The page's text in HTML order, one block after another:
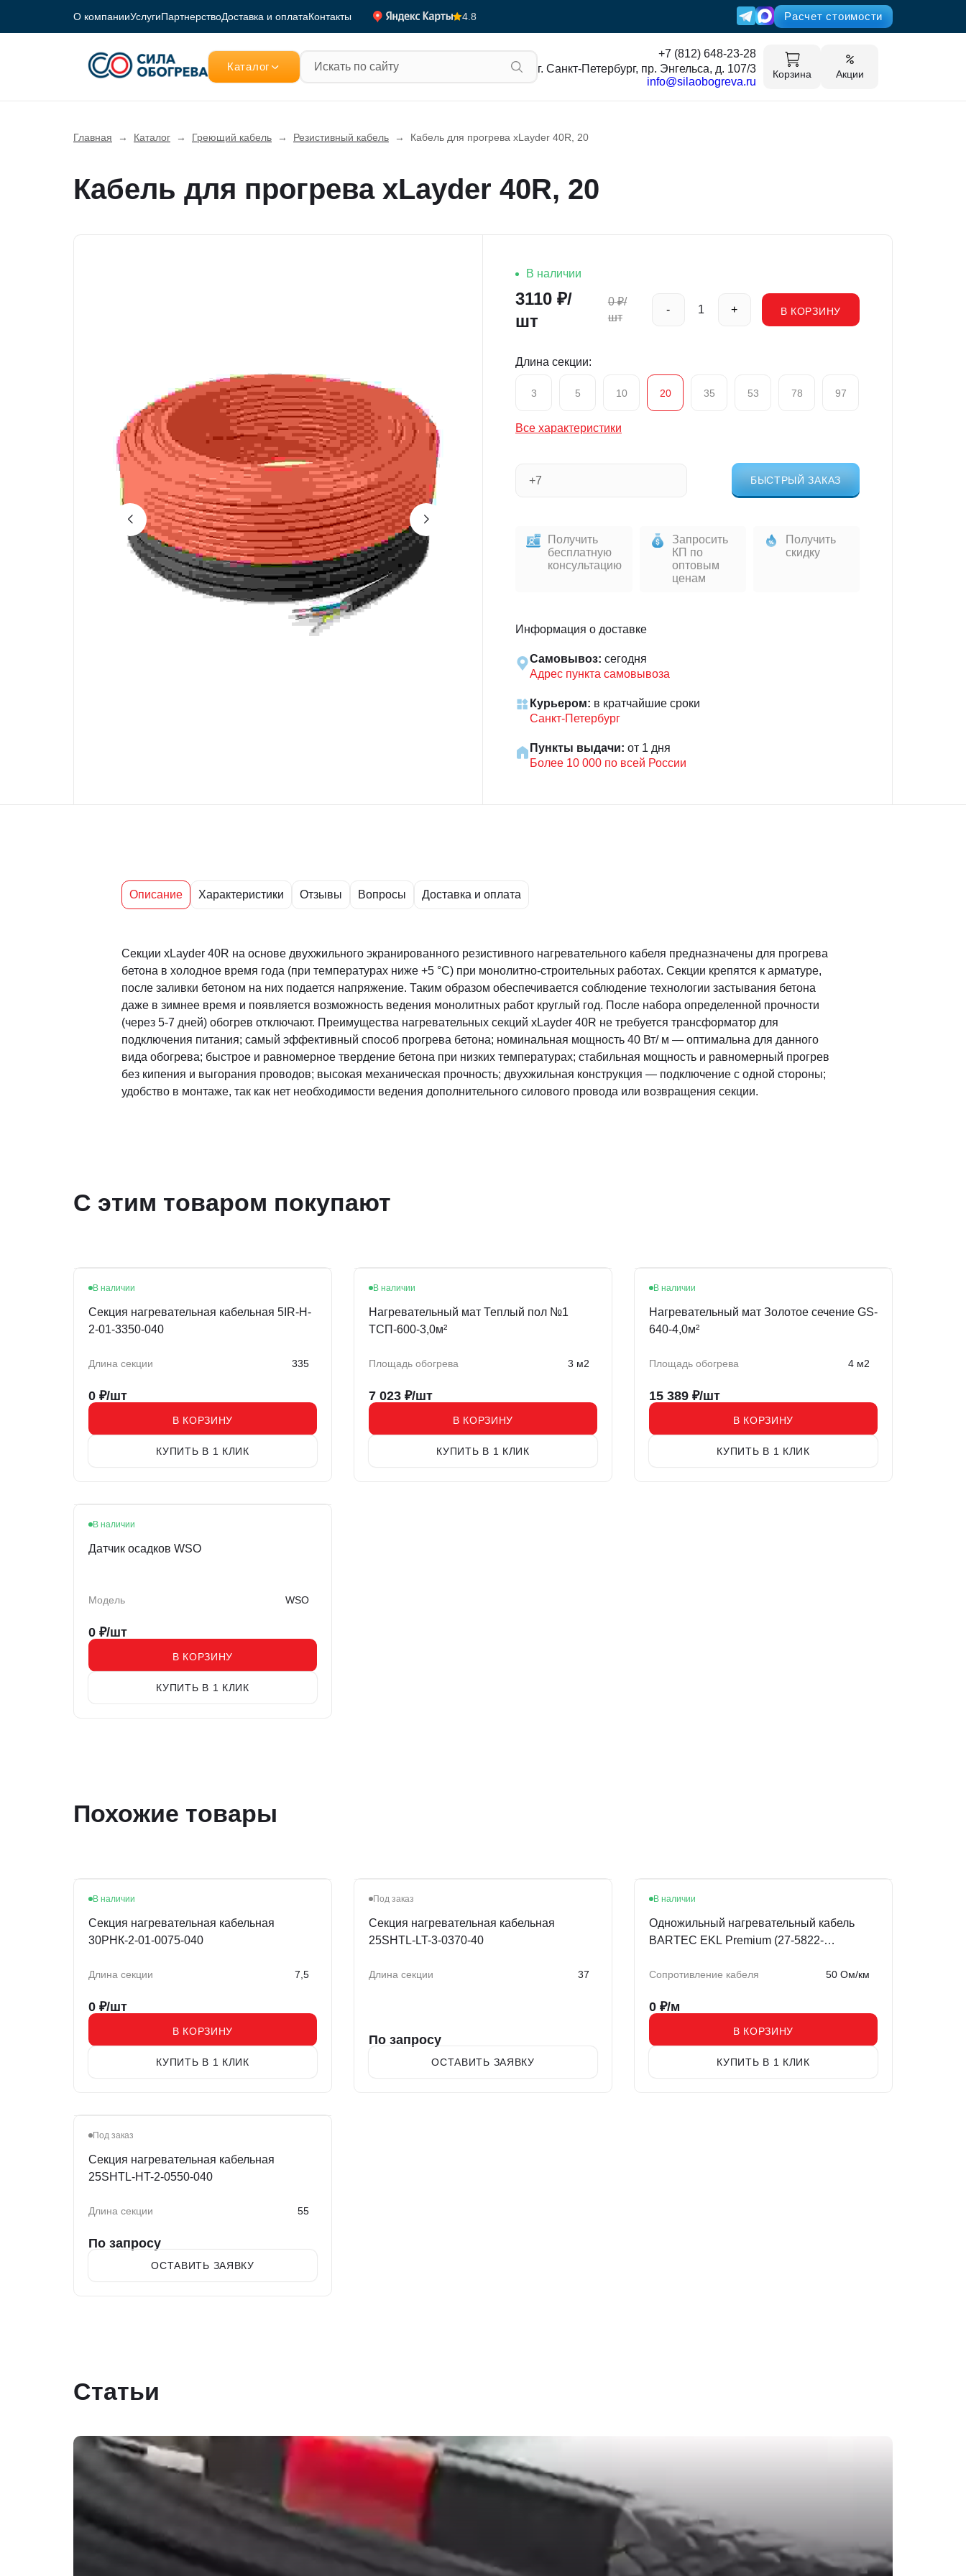
О компанииУслугиПартнерствоДоставка и оплатаКонтакты 4.8 Расчет стоимости
Каталог
+7 (812) 648-23-28
г. Санкт-Петербург, пр. Энгельса, д. 107/3
info@silaobogreva.ru
Корзина Акции
Главная → Каталог → Греющий кабель → Резистивный кабель → Кабель для прогрева xLayder 40R, 20
Кабель для прогрева xLayder 40R, 20
В наличии
3110 ₽/
шт
0 ₽/
шт
- + В КОРЗИНУ
Длина секции:
3 5 10 20 35 53 78 97
Все характеристики
БЫСТРЫЙ ЗАКАЗ
Получить
бесплатную
консультацию
Запросить
КП по
оптовым
ценам
Получить
скидку
Информация о доставке
Самовывоз: сегодня
Адрес пункта самовывоза
Курьером: в кратчайшие сроки
Санкт-Петербург
Пункты выдачи: от 1 дня
Более 10 000 по всей России
Описание Характеристики Отзывы Вопросы Доставка и оплата
Секции xLayder 40R на основе двухжильного экранированного резистивного нагревательного кабеля предназначены для прогрева
бетона в холодное время года (при температурах ниже +5 °С) при монолитно-строительных работах. Секции крепятся к арматуре,
после заливки бетоном на них подается напряжение. Таким образом обеспечивается соблюдение технологии застывания бетона
даже в зимнее время и появляется возможность ведения монолитных работ круглый год. После набора определенной прочности
(через 5-7 дней) обогрев отключают. Преимущества нагревательных секций xLayder 40R не требуется трансформатор для
подключения питания; самый эффективный способ прогрева бетона; номинальная мощность 40 Вт/ м — оптимальна для данного
вида обогрева; быстрое и равномерное твердение бетона при низких температурах; стабильная мощность и равномерный прогрев
без кипения и выгорания проводов; высокая механическая прочность; двухжильная конструкция — подключение с одной стороны;
удобство в монтаже, так как нет необходимости ведения дополнительного силового провода или возвращения секции.
С этим товаром покупают
В наличии
Секция нагревательная кабельная 5IR-H-
2-01-3350-040
Длина секции 335
0 ₽/шт
В КОРЗИНУ
КУПИТЬ В 1 КЛИК
В наличии
Нагревательный мат Теплый пол №1
ТСП-600-3,0м²
Площадь обогрева 3 м2
7 023 ₽/шт
В КОРЗИНУ
КУПИТЬ В 1 КЛИК
В наличии
Нагревательный мат Золотое сечение GS-
640-4,0м²
Площадь обогрева 4 м2
15 389 ₽/шт
В КОРЗИНУ
КУПИТЬ В 1 КЛИК
В наличии
Датчик осадков WSO
Модель WSO
0 ₽/шт
В КОРЗИНУ
КУПИТЬ В 1 КЛИК
Похожие товары
В наличии
Секция нагревательная кабельная
30РНК-2-01-0075-040
Длина секции 7,5
0 ₽/шт
В КОРЗИНУ
КУПИТЬ В 1 КЛИК
Под заказ
Секция нагревательная кабельная
25SHTL-LT-3-0370-40
Длина секции 37
По запросу
ОСТАВИТЬ ЗАЯВКУ
В наличии
Одножильный нагревательный кабель
BARTEC EKL Premium (27-5822-
Сопротивление кабеля 50 Ом/км
0 ₽/м
В КОРЗИНУ
КУПИТЬ В 1 КЛИК
Под заказ
Секция нагревательная кабельная
25SHTL-HT-2-0550-040
Длина секции 55
По запросу
ОСТАВИТЬ ЗАЯВКУ
Статьи